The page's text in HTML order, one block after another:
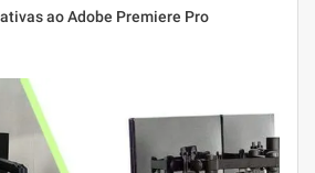
ao Adobe Premiere Pro